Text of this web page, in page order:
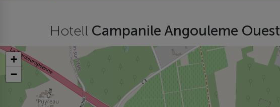
Hotell Campanile Angouleme
+
−